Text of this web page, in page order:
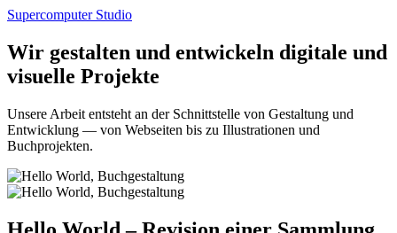
Supercomputer Studio
Wir gestalten und entwickeln digitale und
visuelle Projekte
Unsere Arbeit entsteht an der Schnittstelle von Gestaltung und
Entwicklung — von Webseiten bis zu Illustrationen und
Buchprojekten.